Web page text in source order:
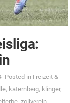
Posted in Freizeit &
, katernberg, klinger,
,zollverein